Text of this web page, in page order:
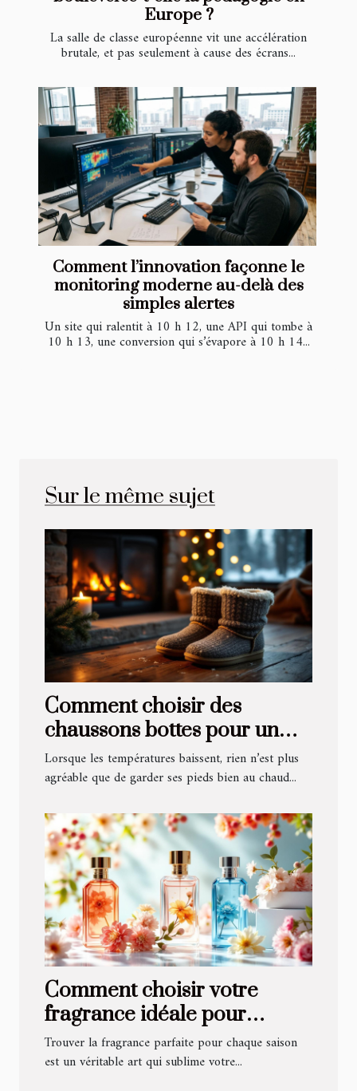
Europe ?
La salle de classe européenne vit une accélération
brutale, et pas seulement à cause des écrans...
Comment l’innovation façonne le
monitoring moderne au-delà des
simples alertes
Un site qui ralentit à 10 h 12, une API qui tombe à
10 h 13, une conversion qui s’évapore à 10 h 14...
Sur le même sujet
Comment choisir des
chaussons bottes pour un
confort hivernal optimal ?
Lorsque les températures baissent, rien n’est plus
agréable que de garder ses pieds bien au chaud...
Comment choisir votre
fragrance idéale pour
chaque saison ?
Trouver la fragrance parfaite pour chaque saison
est un véritable art qui sublime votre...